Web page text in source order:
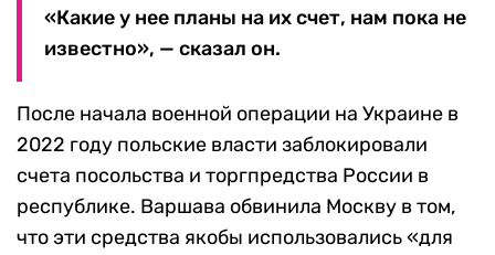
«Какие у нее планы на их счет, нам пока не
известно», — сказал он.
После начала военной операции на Украине в
2022 году польские власти заблокировали
счета посольства и торгпредства России в
республике. Варшава обвинила Москву в том,
что эти средства якобы использовались «для